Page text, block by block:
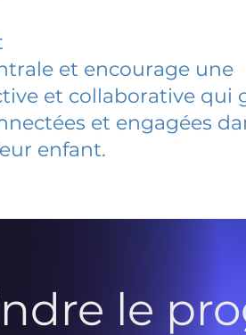
et encourage une
et collaborative qui
et engagées
enfant.
le